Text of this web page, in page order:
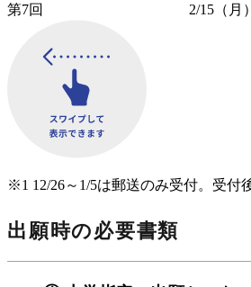
第7回
2/15（月
※1 12/26～1/5は郵送のみ受付。受付
出願時の必要書類